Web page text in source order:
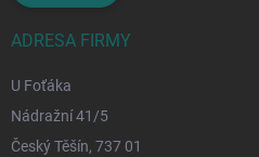
ADRESA FIRMY
U Foťáka
Nádražní 41/5
Český Těšín, 737 01